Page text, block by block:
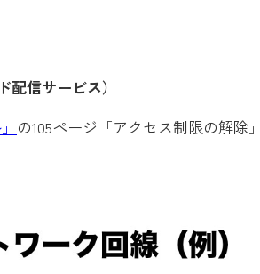
信サービス）
の105ページ「アクセス制限の解除